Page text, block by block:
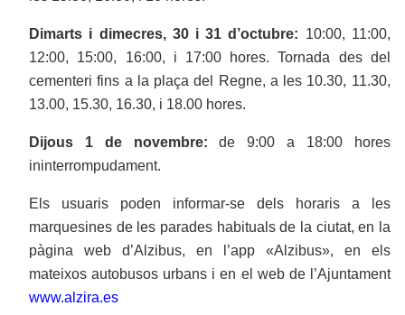
Dimarts i dimecres, 30 i 31 d’octubre: 10:00, 11:00,
12:00, 15:00, 16:00, i 17:00 hores. Tornada des del
cementeri fins a la plaça del Regne, a les 10.30, 11.30,
13.00, 15.30, 16.30, i 18.00 hores.
Dijous 1 de novembre: de 9:00 a 18:00 hores
ininterrompudament.
Els usuaris poden informar-se dels horaris a les
marquesines de les parades habituals de la ciutat, en la
pàgina web d’Alzibus, en l’app «Alzibus», en els
mateixos autobusos urbans i en el web de l’Ajuntament
www.alzira.es